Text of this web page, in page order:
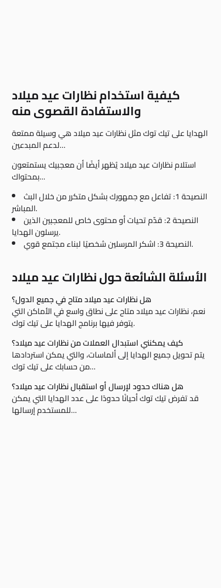
كيفية استخدام نظارات عيد ميلاد
والاستفادة القصوى منه
الهدايا على تيك توك مثل نظارات عيد ميلاد هي وسيلة ممتعة
لدعم المبدعين...
استلام نظارات عيد ميلاد يُظهر أيضًا أن معجبيك يستمتعون
بمحتواك...
النصيحة 1: تفاعل مع جمهورك بشكل متكرر من خلال البث
المباشر.
النصيحة 2: قدّم تحيات أو محتوى خاص للمعجبين الذين
يرسلون الهدايا.
النصيحة 3: اشكر المرسلين شخصيًا لبناء مجتمع قوي.
الأسئلة الشائعة حول نظارات عيد ميلاد
هل نظارات عيد ميلاد متاح في جميع الدول؟
نعم، نظارات عيد ميلاد متاح على نطاق واسع في الأماكن التي
يتوفر فيها برنامج الهدايا على تيك توك.
كيف يمكنني استبدال العملات من نظارات عيد ميلاد؟
يتم تحويل جميع الهدايا إلى ألماسات، والتي يمكن استردادها
من حسابك على تيك توك...
هل هناك حدود لإرسال أو استقبال نظارات عيد ميلاد؟
قد تفرض تيك توك أحيانًا حدودًا على عدد الهدايا التي يمكن
للمستخدم إرسالها...